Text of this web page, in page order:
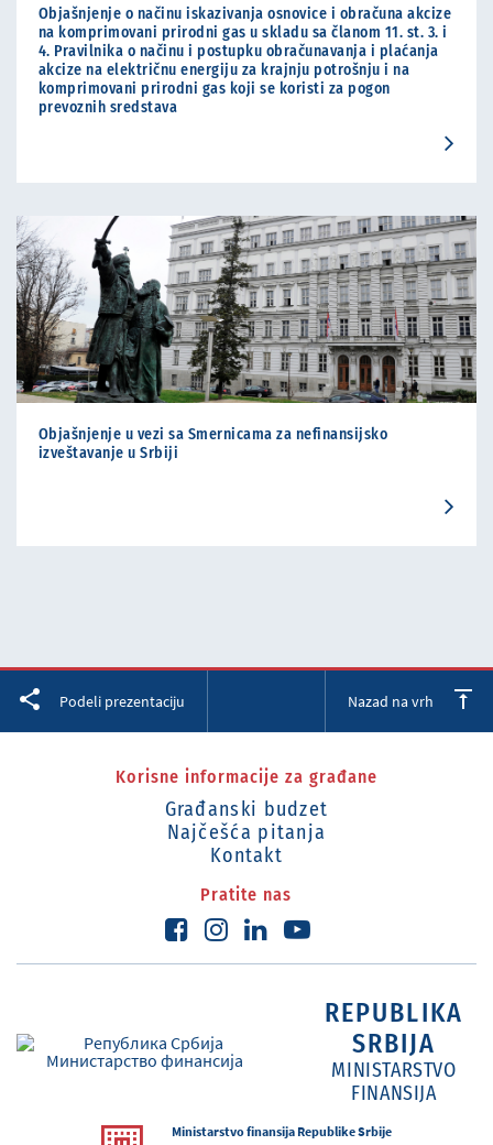
Objašnjenje o načinu iskazivanja osnovice i obračuna akcize
na komprimovani prirodni gas u skladu sa članom 11. st. 3. i
4. Pravilnika o načinu i postupku obračunavanja i plaćanja
akcize na električnu energiju za krajnju potrošnju i na
komprimovani prirodni gas koji se koristi za pogon
prevoznih sredstava
Objašnjenje u vezi sa Smernicama za nefinansijsko
izveštavanje u Srbiji
Podeli prezentaciju Nazad na vrh
Korisne informacije za građane
Građanski budzet
Najčešća pitanja
Kontakt
Pratite nas
REPUBLIKA
SRBIJA
MINISTARSTVO
FINANSIJA
Ministarstvo finansija Republike Srbije